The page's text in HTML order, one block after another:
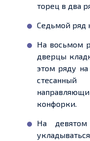
торец в два
Седьмой ряд
На восьмом
дверцы
этом ряду на
стесанный
конфорки.
На